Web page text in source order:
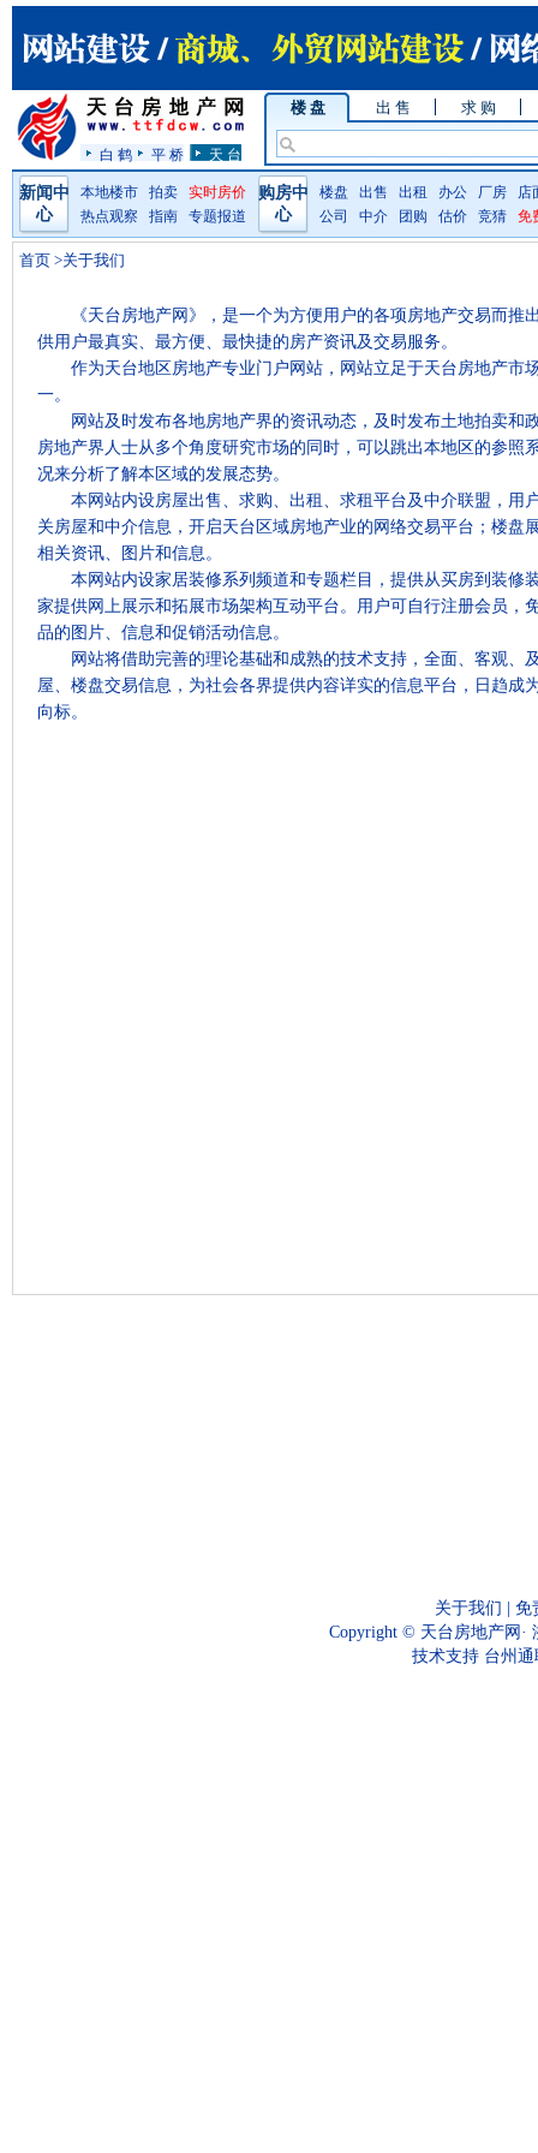
白 鹤 平 桥 天 台
楼 盘 出 售 求 购
新闻中
心
本地楼市 拍卖
实时房价
热点观察
指南 专题报道
购房中
心
楼盘 出售 出租 办公 厂房
店
公司
中介 团购 估价 竞猜 免
首页 >关于我们
《天台房地产网》，是一个为方便用户的各项房地产交易而推
供用户最真实、最方便、最快捷的房产资讯及交易服务。
作为天台地区房地产专业门户网站，网站立足于天台房地产市
一。
网站及时发布各地房地产界的资讯动态，及时发布土地拍卖和
房地产界人士从多个角度研究市场的同时，可以跳出本地区的参照
况来分析了解本区域的发展态势。
本网站内设房屋出售、求购、出租、求租平台及中介联盟，用
关房屋和中介信息，开启天台区域房地产业的网络交易平台；楼盘
相关资讯、图片和信息。
本网站内设家居装修系列频道和专题栏目，提供从买房到装修
家提供网上展示和拓展市场架构互动平台。用户可自行注册会员，
品的图片、信息和促销活动信息。
网站将借助完善的理论基础和成熟的技术支持，全面、客观、
屋、楼盘交易信息，为社会各界提供内容详实的信息平台，日趋成
向标。
关于我们
免
Copyright © 天台房地产网 ·
技术支持 台州